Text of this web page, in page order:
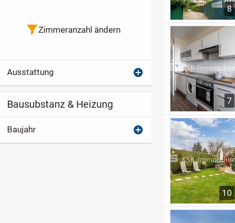
8
7
10
Zimmeranzahl ändern
Ausstattung
Bausubstanz & Heizung
Baujahr